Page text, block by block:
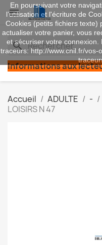

search
Informations aux
Accueil ADULTE -
LOISIRS N 47
En poursuivant votre
l’utilisation et l'écriture de
Cookies (petits fichiers texte)
actualiser votre panier, vous
et sécuriser votre
traceurs: http://www.cnil.fr/